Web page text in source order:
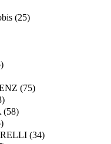
(25)
(75)
(58)
(34)